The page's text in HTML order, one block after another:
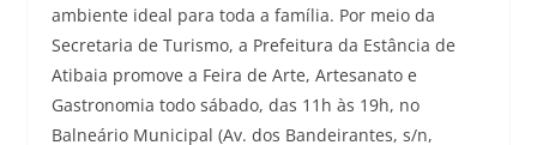
ambiente ideal para toda a família. Por meio da
Secretaria de Turismo, a Prefeitura da Estância de
Atibaia promove a Feira de Arte, Artesanato e
Gastronomia todo sábado, das 11h às 19h, no
Balneário Municipal (Av. dos Bandeirantes, s/n,